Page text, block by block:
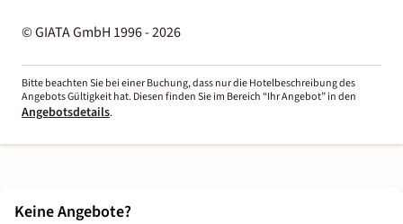
© GIATA GmbH 1996 - 2026
Bitte beachten Sie bei einer Buchung, dass nur die Hotelbeschreibung des
Angebots Gültigkeit hat. Diesen finden Sie im Bereich “Ihr Angebot” in den
Angebotsdetails.
Keine Angebote?